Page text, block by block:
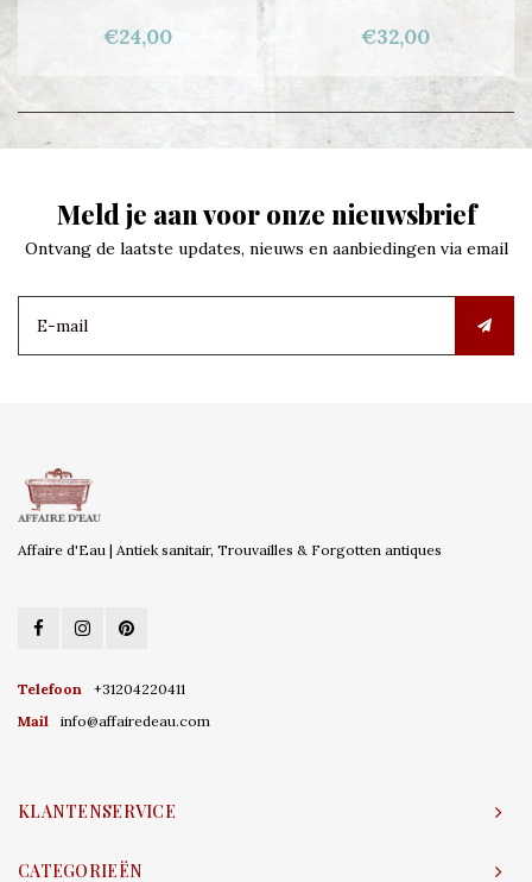
€24,00 €32,00
Meld je aan voor onze nieuwsbrief
Ontvang de laatste updates, nieuws en aanbiedingen via email
Affaire d'Eau | Antiek sanitair, Trouvailles & Forgotten antiques
Telefoon
+31204220411
Mail
info@affairedeau.com
KLANTENSERVICE
CATEGORIEËN